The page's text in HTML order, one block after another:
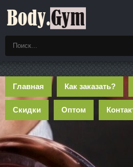
Главная Как заказать?
Скидки Оптом